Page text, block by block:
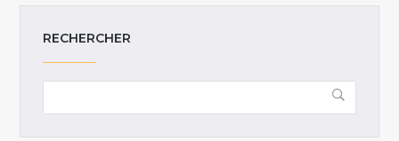
RECHERCHER